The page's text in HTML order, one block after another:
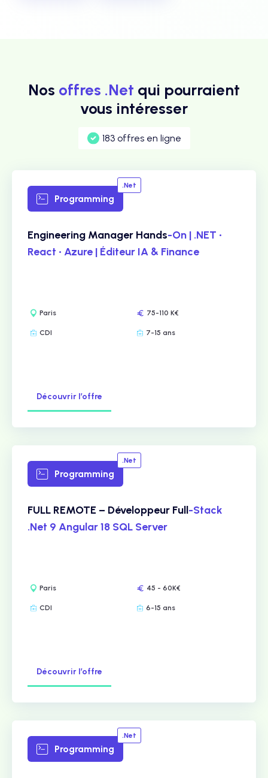
Nos offres .Net qui pourraient
vous intéresser
183 offres en ligne
Programming
.Net
Engineering Manager Hands-On | .NET •
React • Azure | Éditeur IA & Finance
Paris 75-110 K€
CDI 7-15 ans
Découvrir l’offre
Programming
.Net
FULL REMOTE – Développeur Full-Stack
.Net 9 Angular 18 SQL Server
Paris 45 - 60K€
CDI 6-15 ans
Découvrir l’offre
Programming
.Net